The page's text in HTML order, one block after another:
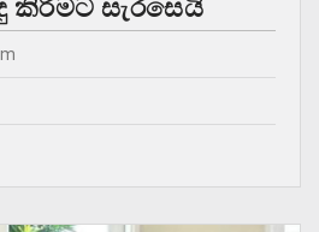
කිරීමට සැරසෙයි